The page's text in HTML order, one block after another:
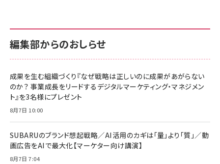
￥880
anan(アンアン)2026/06/24号 No.2500増刊
スペシャルエディション[王道エンタメの矜持／
￥1,100
anan(アンアン)2026/07/08号 No.2502[2026
￥880
ママ投資家が育休中に１億貯めた株式投資
サポート正規品 メーカー保証5年 KLMEA128G
NIMASO ガラスフィルム iPhone 17 用 保護フィ
すい ガイド枠付き いPhone17 (6.3インチ) 対応
2枚セット DSP25F1698
￥1,599
￥6,980
サポート正規品 メーカー保証5年 KLMEA128G
Amazon eギフトカード - Amazonロゴ - クラ
￥5,000
Anker PowerLine III Flow USB-C & USB-C
Pro/Air 各種対応 (1.8m ミッドナイトブラック)
￥1,890
編集部からのおしらせ
成果を生む組織づくり『なぜ戦略は正しいのに成果があがらない
のか？ 事業成長をリードするデジタルマーケティング・マネジメン
ト』を3名様にプレゼント
8月7日 10:00
SUBARUのブランド想起戦略／AI活用のカギは「量」より「質」／動
画広告をAIで最大化【マーケター向け講演】
8月7日 7:04